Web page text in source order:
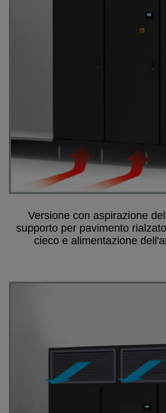
Versione con aspirazione
supporto per pavimento
cieco e alimentazione